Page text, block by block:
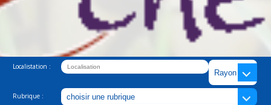
Localistation :
Rubrique :